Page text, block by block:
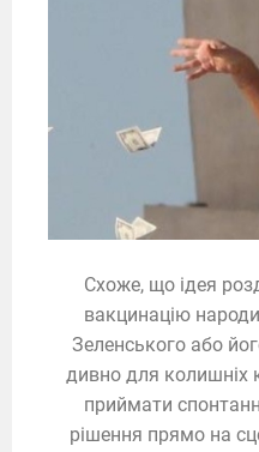
Схоже, що ідея
вакцинацію
Зеленського або
дивно для колишніх
приймати
рішення прямо на